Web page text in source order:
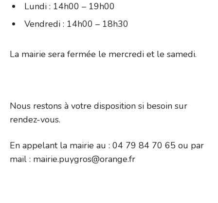
Lundi : 14h00 – 19h00
Vendredi : 14h00 – 18h30
La mairie sera fermée le mercredi et le samedi.
Nous restons à votre disposition si besoin sur
rendez-vous.
En appelant la mairie au : 04 79 84 70 65 ou par
mail : mairie.puygros@orange.fr